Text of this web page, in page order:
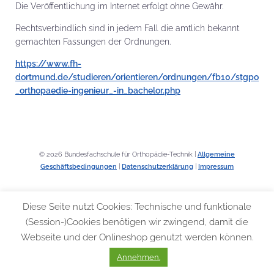
Die Veröffentlichung im Internet erfolgt ohne Gewähr.
Rechtsverbindlich sind in jedem Fall die amtlich bekannt
gemachten Fassungen der Ordnungen.
https://www.fh-
dortmund.de/studieren/orientieren/ordnungen/fb10/stgpo
_orthopaedie-ingenieur_-in_bachelor.php
© 2026 Bundesfachschule für Orthopädie-Technik | Allgemeine
Geschäftsbedingungen
Datenschutzerklärung Impressum
Diese Seite nutzt Cookies: Technische und funktionale
(Session-)Cookies benötigen wir zwingend, damit die
Webseite und der Onlineshop genutzt werden können.
Annehmen.